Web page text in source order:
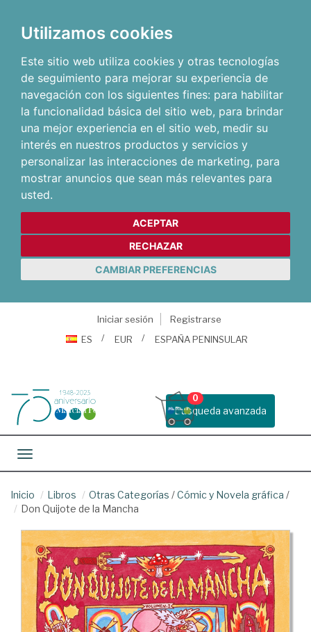
Utilizamos cookies
Este sitio web utiliza cookies y otras tecnologías
de seguimiento para mejorar su experiencia de
navegación con los siguientes fines: para habilitar
la funcionalidad básica del sitio web, para brindar
una mejor experiencia en el sitio web, medir su
interés en nuestros productos y servicios y
personalizar las interacciones de marketing, para
mostrar anuncios que sean más relevantes para
usted.
ACEPTAR
RECHAZAR
CAMBIAR PREFERENCIAS
Iniciar sesión
Registrarse
ES
EUR ESPAÑA PENINSULAR
Busqueda avanzada
0
Toggle navigation
Inicio Libros Otras Categorías /Cómic y Novela gráfica /
Don Quijote de la Mancha